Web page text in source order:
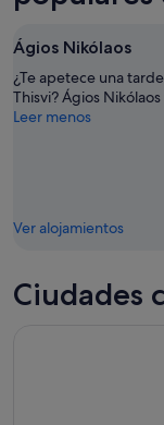
8
ago
por
noche,
8
ago
-
para
fin
de
semana,
7
Ágios Nikólaos
¿Te apetece una
Thisvi? Ágios
Leer menos
Ver alojamientos
Ciudades